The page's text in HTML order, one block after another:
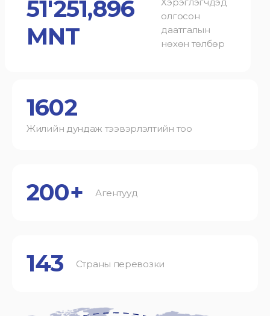
51'251,896
MNT
олгосон
даатгалын
нөхөн төлбөр
1602
Жилийн дундаж тээвэрлэлтийн тоо
200+ Агентууд
143 Страны перевозки